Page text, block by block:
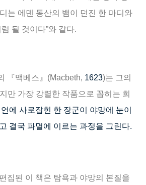
는 에덴 동산의 뱀이 던진 한 마디와
될 것이다”와 같다.
『맥베스 』 (Macbeth, 1623)는 그의
만 가장 강렬한 작품으로 꼽히는 희
에 사로잡힌 한 장군이 야망에 눈이
결국 파멸에 이르는 과정을 그린다.
집된 이 책은 탐욕과 야망의 본질을